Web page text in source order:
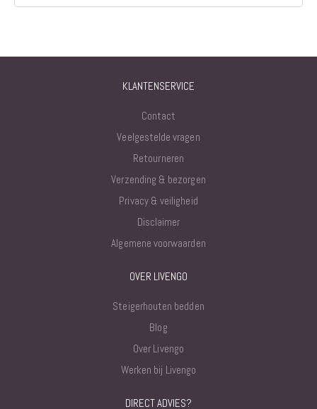
KLANTENSERVICE
Contact
Veelgestelde vragen
Retourneren
Verzending & bezorgen
Privacy & veiligheid
Disclaimer
Algemene voorwaarden
OVER LIVENGO
Steigerhouten bedden
Blog
Over Livengo
Werken bij Livengo
DIRECT ADVIES?